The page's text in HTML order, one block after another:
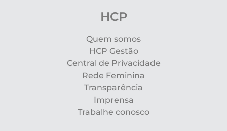
HCP
Quem somos
HCP Gestão
Central de Privacidade
Rede Feminina
Transparência
Imprensa
Trabalhe conosco